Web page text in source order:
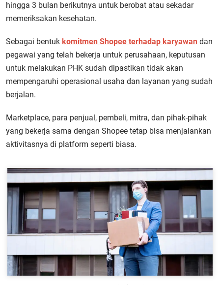
hingga 3 bulan berikutnya untuk berobat atau sekadar
memeriksakan kesehatan.
Sebagai bentuk komitmen Shopee terhadap karyawan dan
pegawai yang telah bekerja untuk perusahaan, keputusan
untuk melakukan PHK sudah dipastikan tidak akan
mempengaruhi operasional usaha dan layanan yang sudah
berjalan.
Marketplace, para penjual, pembeli, mitra, dan pihak-pihak
yang bekerja sama dengan Shopee tetap bisa menjalankan
aktivitasnya di platform seperti biasa.